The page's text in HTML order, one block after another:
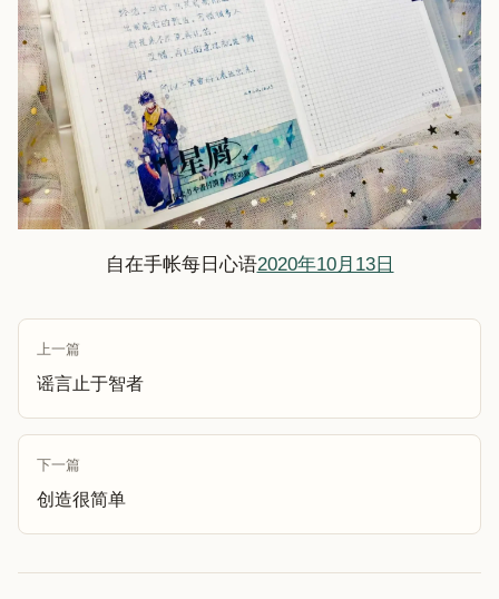
自在手帐每日心语2020年10月13日
上一篇
谣言止于智者
下一篇
创造很简单